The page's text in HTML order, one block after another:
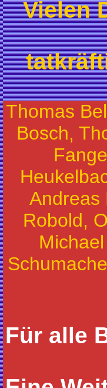
Vielen
Thomas
Bosch,
Andreas
Robold,
Für alle